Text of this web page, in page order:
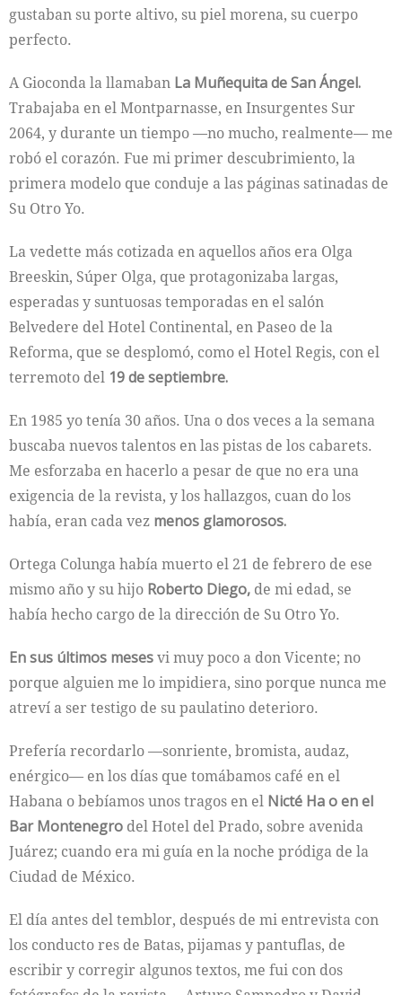
gustaban su porte altivo, su piel morena, su cuerpo
perfecto.
A Gioconda la llamaban La Muñequita de San Ángel.
Trabajaba en el Montparnasse, en Insurgentes Sur
2064, y durante un tiempo —no mucho, realmente— me
robó el corazón. Fue mi primer des­cubrimiento, la
primera modelo que conduje a las páginas satinadas de
Su Otro Yo.
La vedette más cotizada en aquellos años era Olga
Breeskin, Súper Olga, que protagonizaba largas,
esperadas y suntuosas temporadas en el salón
Belvedere del Hotel Continental, en Paseo de la
Reforma, que se desplomó, como el Hotel Regis, con el
terremoto del 19 de septiembre.
En 1985 yo tenía 30 años. Una o dos veces a la semana
buscaba nuevos talentos en las pistas de los cabarets.
Me esforzaba en hacerlo a pesar de que no era una
exigencia de la revista, y los hallazgos, cuan­ do los
había, eran cada vez menos glamorosos.
Ortega Colunga había muerto el 21 de febrero de ese
mismo año y su hijo Roberto Diego, de mi edad, se
había hecho cargo de la dirección de Su Otro Yo.
En sus últimos mesesvi muy poco a don Vicente; no
porque alguien me lo impidiera, sino porque nunca me
atreví a ser testigo de su paulatino deterioro.
Prefería recordarlo —sonriente, bromista, audaz,
enérgico— en los días que tomábamos café en el
Habana o bebíamos unos tragos en el Nicté Ha o en el
Bar Montenegro del Hotel del Prado, sobre avenida
Juárez; cuando era mi guía en la noche pródiga de la
Ciudad de México.
El día antes del temblor, después de mi entrevista con
los conducto­ res de Batas, pijamas y pantuflas, de
escribir y corregir algunos textos, me fui con dos